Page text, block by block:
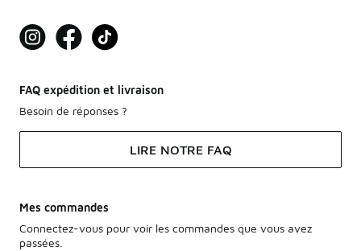
FAQ expédition et livraison
Besoin de réponses ?
LIRE NOTRE FAQ
Mes commandes
Connectez-vous pour voir les commandes que vous avez
passées.